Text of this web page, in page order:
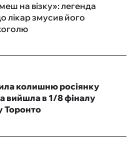
на візку»: легенда
лікар змусив його
колишню росіянку
вийшла в 1/8 фіналу
Торонто